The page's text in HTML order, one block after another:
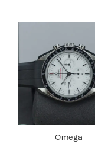
Omega